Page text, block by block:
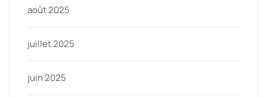
août 2025
juillet 2025
juin 2025